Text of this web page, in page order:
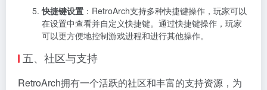
快捷键设置 ：RetroArch支持多种快捷键操作，玩家可以
在设置中查看并自定义快捷键。通过快捷键操作，玩家
可以更方便地控制游戏进程和进行其他操作。
五、社区与支持
RetroArch拥有一个活跃的社区和丰富的支持资源，为